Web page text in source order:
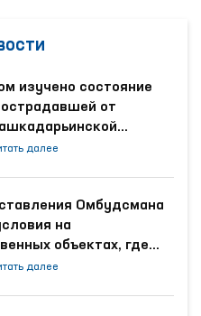
изучено состояние
от
далее
Омбудсмана
на
объектах, где
далее